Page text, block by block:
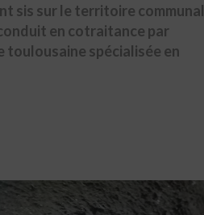
sis sur le territoire communal
en cotraitance par
toulousaine spécialisée en